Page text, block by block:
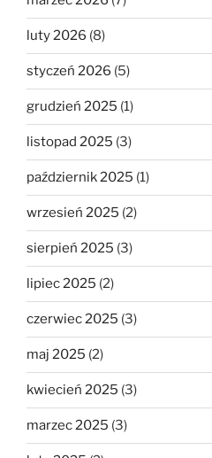
luty 2026 (8)
styczeń 2026 (5)
grudzień 2025 (1)
listopad 2025 (3)
październik 2025 (1)
wrzesień 2025 (2)
sierpień 2025 (3)
lipiec 2025 (2)
czerwiec 2025 (3)
maj 2025 (2)
kwiecień 2025 (3)
marzec 2025 (3)